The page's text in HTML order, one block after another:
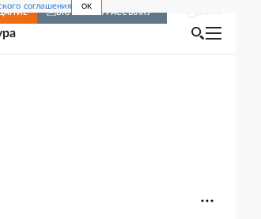
соглашения OK
ВКЛЮЧИТЬ РАССЫЛКУ